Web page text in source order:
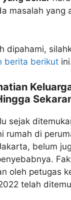
masalah yang
dipahami,
berita berikut
sejak
rumah di
belum
oleh petugas
telah